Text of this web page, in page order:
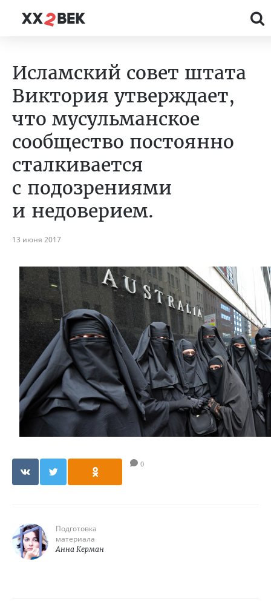
Исламский совет штата
Виктория утверждает,
что мусульманское
сообщество постоянно
сталкивается
с подозрениями
и недоверием.
13 июня 2017
0
Подготовка
материала
Анна Керман